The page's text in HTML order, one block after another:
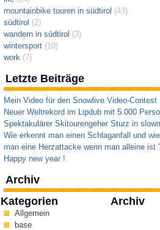
mountainbike touren in südtirol (43)
südtirol (2)
wandern in südtirol (3)
wintersport(10)
work(7)
Letzte Beiträge
Mein Video für den Snowlive Video-Contest
Neuer Weltrekord im Lipdub mit 5.000
Spektakulärer Skitourengeher Sturz in
Wie erkennt man einen Schlaganfall und
man eine Herzattacke wenn man alleine ist
Happy new year !
Archiv
Kategorien
Allgemein
base
Archiv